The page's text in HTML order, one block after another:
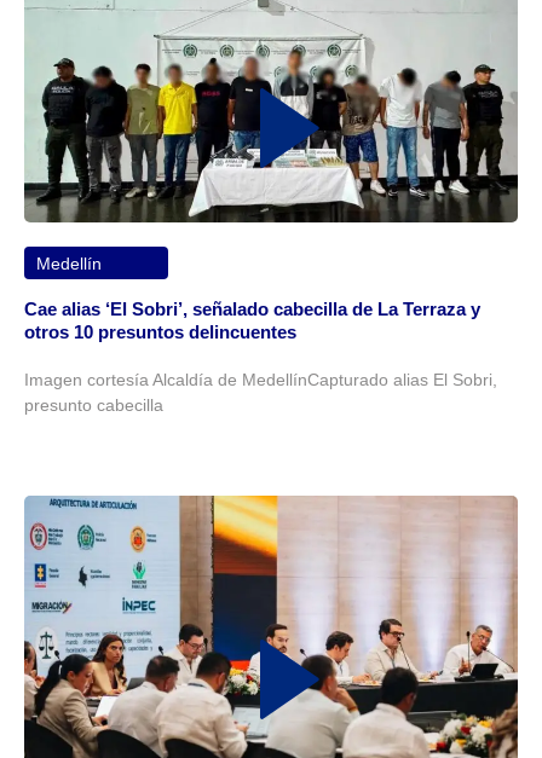
Medellín
Cae alias ‘El Sobri’, señalado cabecilla de La Terraza y
otros 10 presuntos delincuentes
Imagen cortesía Alcaldía de MedellínCapturado alias El Sobri,
presunto cabecilla